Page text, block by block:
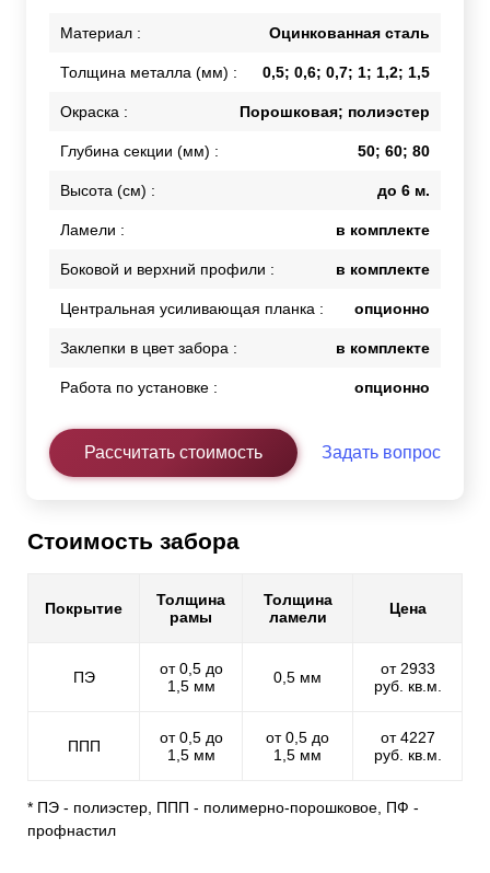
Материал : Оцинкованная сталь
Толщина металла (мм) : 0,5; 0,6; 0,7; 1; 1,2; 1,5
Окраска : Порошковая; полиэстер
Глубина секции (мм) : 50; 60; 80
Высота (см) : до 6 м.
Ламели : в комплекте
Боковой и верхний профили : в комплекте
Центральная усиливающая планка : опционно
Заклепки в цвет забора : в комплекте
Работа по установке : опционно
Рассчитать стоимость Задать вопрос
Стоимость забора
Покрытие
Толщина
рамы
Толщина
ламели
Цена
ПЭ
от 0,5 до
1,5 мм
0,5 мм
от 2933
руб. кв.м.
ППП
от 0,5 до
1,5 мм
от 0,5 до
1,5 мм
от 4227
руб. кв.м.
* ПЭ - полиэстер, ППП - полимерно-порошковое, ПФ -
профнастил